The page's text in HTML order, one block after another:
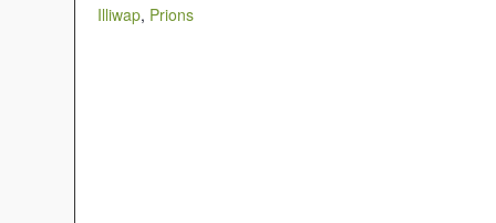
Illiwap, Prions